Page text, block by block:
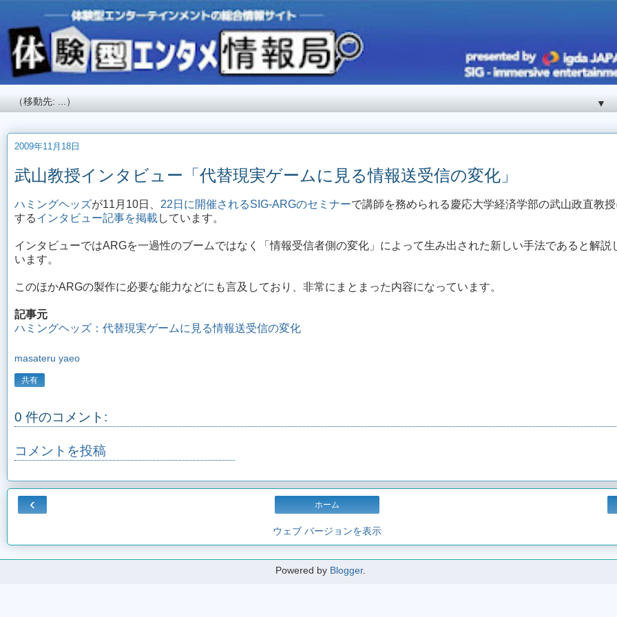
▼
2009年11月18日
武山教授インタビュー「代替現実ゲームに見る情報送受信の変化」
ハミングヘッズが11月10日、 22日に開催されるSIG-ARGのセミナーで講師を務められる慶応大学経済学部の武山政直教
するインタビュー記事を掲載 しています。
インタビューではARGを一過性のブームではなく「情報受信者側の変化」によって生み出された新しい手法であると解説
います。
このほかARGの製作に必要な能力などにも言及しており、非常にまとまった内容になっています。
記事元
ハミングヘッズ：代替現実ゲームに見る情報送受信の変化
masateru yaeo
共有
0 件のコメント:
コメントを投稿
‹ ホーム
ウェブ バージョンを表示
Powered by Blogger.